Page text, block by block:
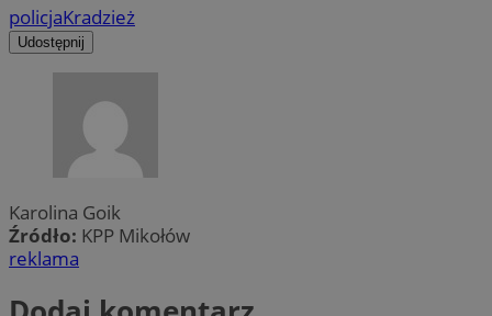
policjaKradzież
Udostępnij
Karolina Goik
Źródło: KPP Mikołów
reklama